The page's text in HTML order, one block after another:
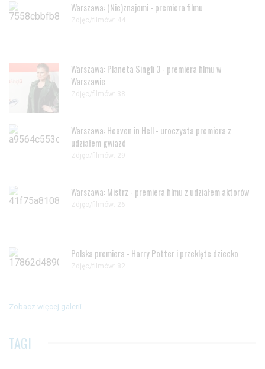
Warszawa: (Nie)znajomi - premiera filmu
Zdjęc/filmów: 44
Warszawa: Planeta Singli 3 - premiera filmu w
Warszawie
Zdjęc/filmów: 38
Warszawa: Heaven in Hell - uroczysta premiera z
udziałem gwiazd
Zdjęc/filmów: 29
Warszawa: Mistrz - premiera filmu z udziałem aktorów
Zdjęc/filmów: 26
Polska premiera - Harry Potter i przeklęte dziecko
Zdjęc/filmów: 82
Zobacz więcej galerii
TAGI